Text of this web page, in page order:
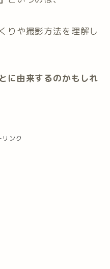
りや撮影方法を理解し
に由来するのかもしれ
リンク